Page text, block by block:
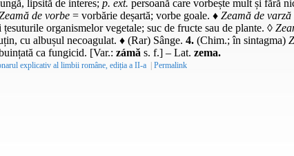
lipsită de interes; p. ext. persoană care vorbește mult și fără
de vorbe = vorbărie deșartă; vorbe goale. ♦ Zeamă de varză
țesuturile organismelor vegetale; suc de fructe sau de plante. ◊
cu albușul necoagulat. ♦ (Rar) Sânge. 4. (Chim.; în sintagma)
ca fungicid. [Var.: zámă s. f.] – Lat. zema.
explicativ al limbii române, ediția a II-a | Permalink